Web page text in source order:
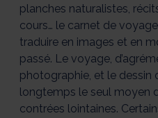
planches naturalistes,
cours… le carnet de
traduire en images et en
passé. Le voyage,
photographie, et le dessin
longtemps le seul moyen
contrées lointaines.